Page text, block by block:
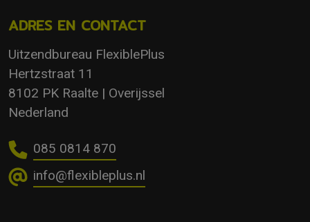
ADRES EN CONTACT
Uitzendbureau FlexiblePlus
Hertzstraat 11
8102 PK Raalte | Overijssel
Nederland
085 0814 870
info@flexibleplus.nl